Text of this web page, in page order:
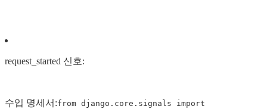
request_started 신호:
수입 명세서:from django.core.signals import